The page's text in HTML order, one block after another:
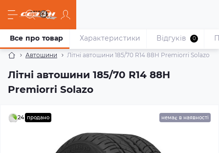
Автошини Літні автошини 185/70 R14 88H Premiorri Solazo
Літні автошини 185/70 R14 88H
Premiorri Solazo
Все про товар Характеристики Відгуків 0
24 продано немає в наявності